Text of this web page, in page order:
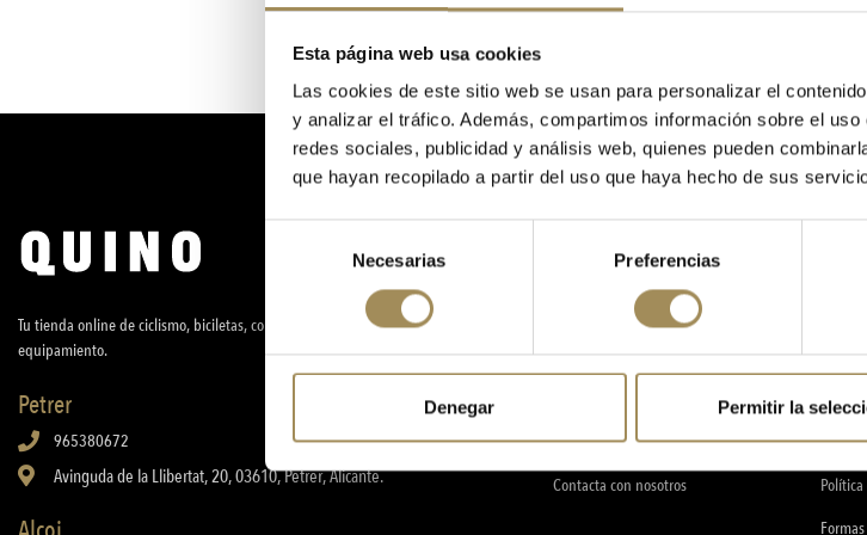
Esta página web usa cookies
Las cookies de este sitio web se usan para personalizar el
y analizar el tráfico. Además, compartimos información sobre el
redes sociales, publicidad y análisis web, quienes pueden
que hayan recopilado a partir del uso que haya hecho de sus
consentimiento
Necesarias Preferencias
Denegar Permitir la
Tu tienda online de ciclismo, biciletas, componentes, accesorios, nutrición y
equipamiento.
Petrer
965380672
Avinguda de la Llibertat, 20, 03610, Petrer, Alicante.
SOBRE NOSOTROS
Blog
Taller
Contacta con nosotros
Envío
Guía
Aviso